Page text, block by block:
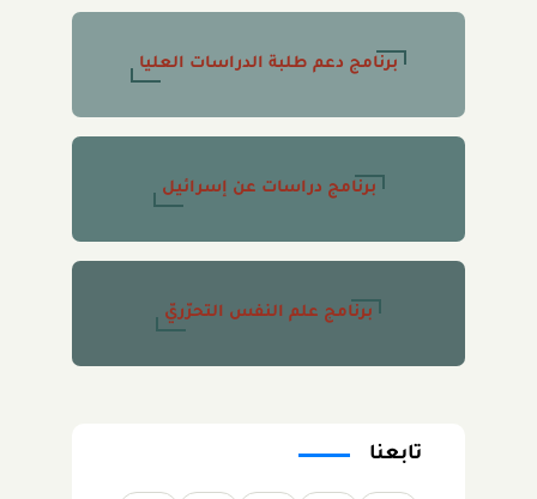
برنامج دعم طلبة الدراسات العليا
برنامج دراسات عن إسرائيل
برنامج علم النفس التحرّريّ
تابعنا